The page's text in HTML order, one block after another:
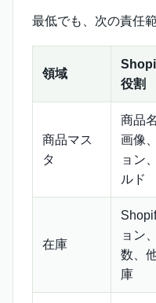
最低でも、次の責任
領域
役割
商品マス
タ
商品
画像
ョン
ルド
在庫
ョン
数、
庫